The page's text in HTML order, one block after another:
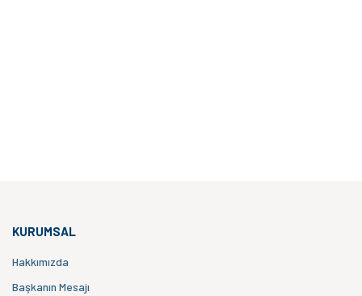
KURUMSAL
Hakkımızda
Başkanın Mesajı